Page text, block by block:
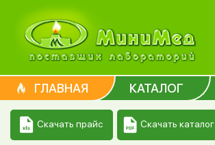
ГЛАВНАЯ КАТАЛОГ
Скачать прайс Скачать каталог